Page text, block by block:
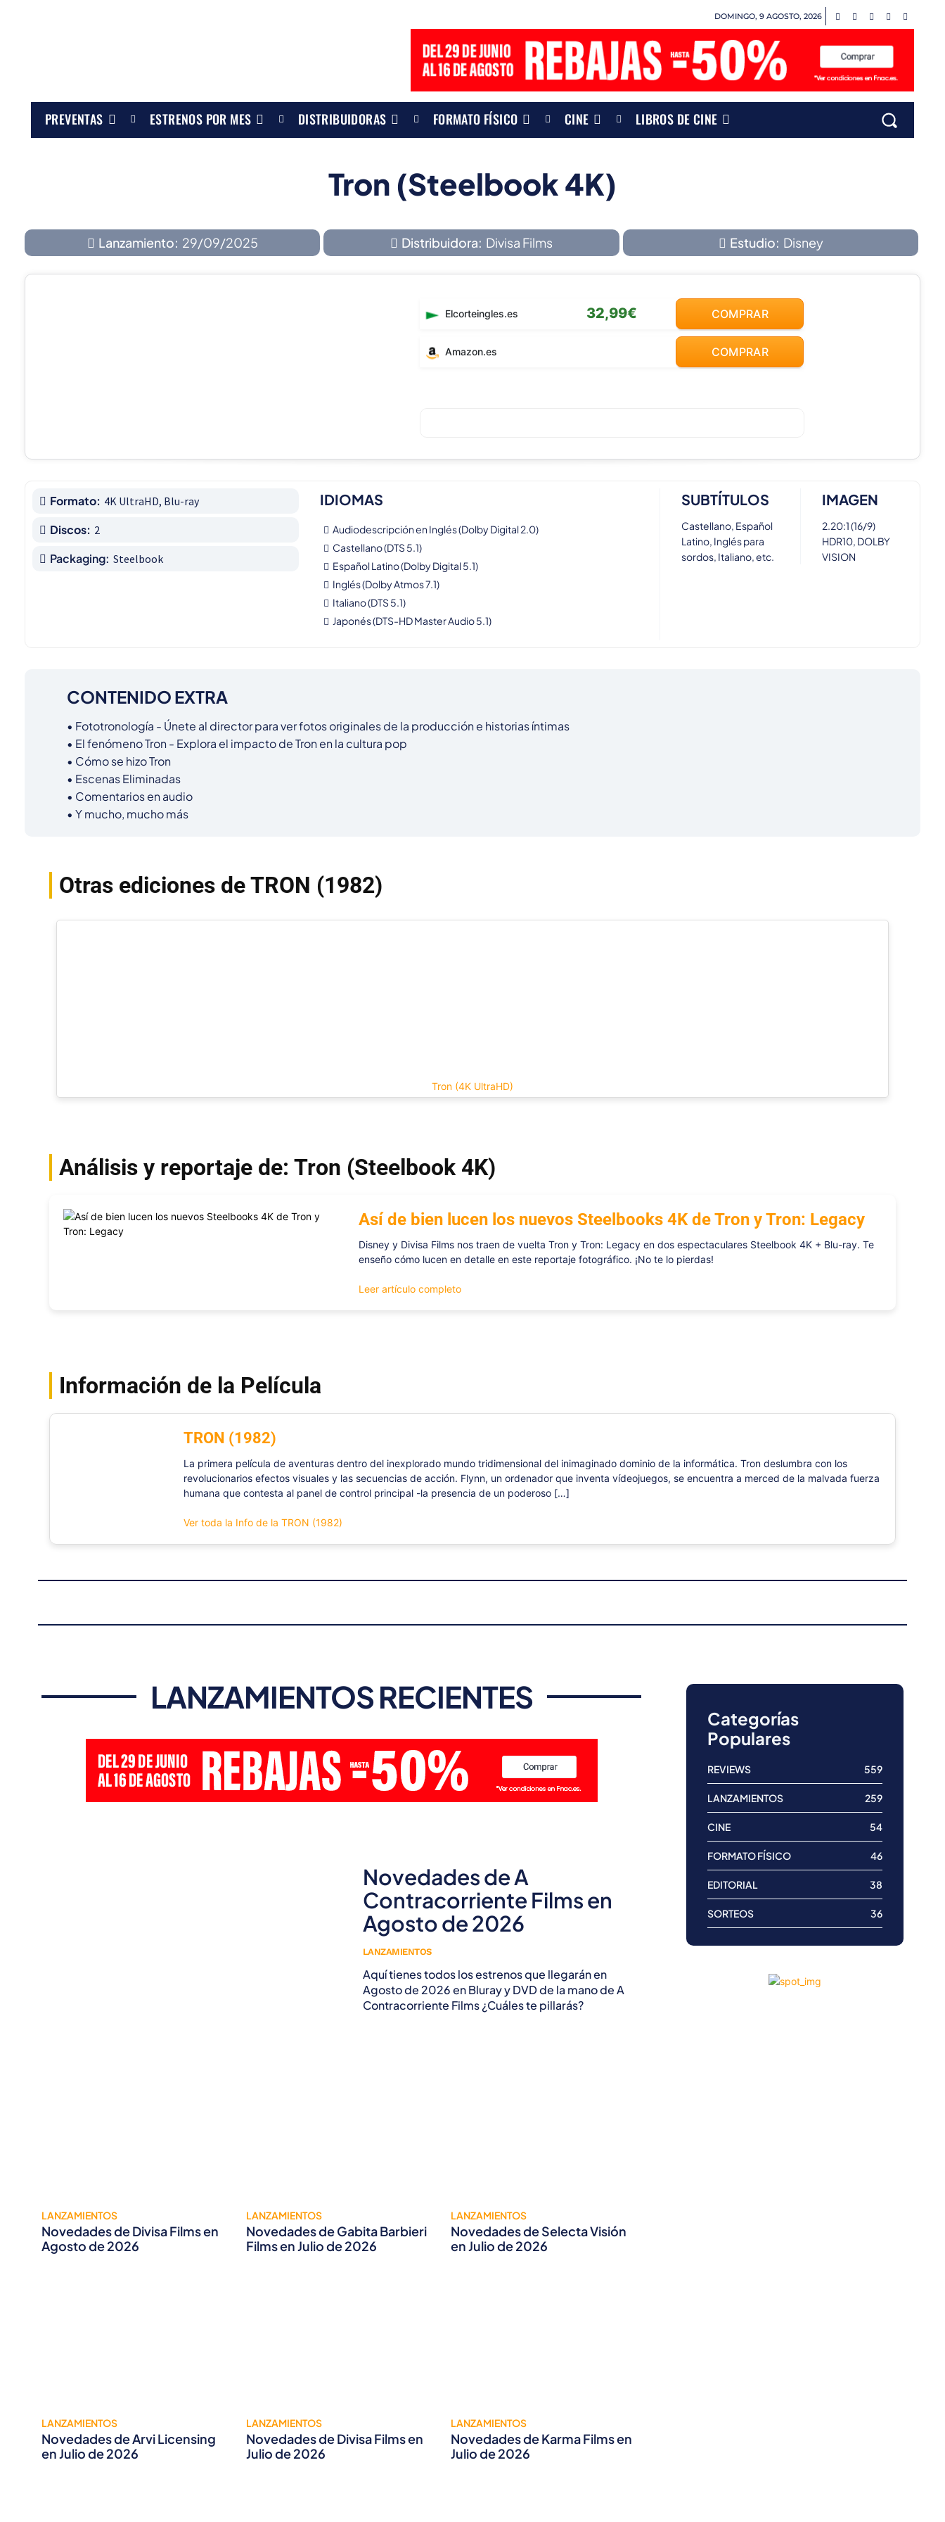
DOMINGO, 9 AGOSTO, 2026
PREVENTAS ESTRENOS POR MES DISTRIBUIDORAS FORMATO FÍSICO CINE LIBROS DE CINE
Tron (Steelbook 4K)
Lanzamiento: 29/09/2025 Distribuidora: Divisa Films Estudio: Disney
Elcorteingles.es 32,99€ COMPRAR
Amazon.es COMPRAR
Formato: 4K UltraHD, Blu-ray
Discos: 2
Packaging: Steelbook
IDIOMAS
Audiodescripción en Inglés (Dolby Digital 2.0)
Castellano (DTS 5.1)
Español Latino (Dolby Digital 5.1)
Inglés (Dolby Atmos 7.1)
Italiano (DTS 5.1)
Japonés (DTS-HD Master Audio 5.1)
SUBTÍTULOS
Castellano, Español
Latino, Inglés para
sordos, Italiano, etc.
IMAGEN
2.20:1 (16/9)
HDR10, DOLBY
VISION
CONTENIDO EXTRA
• Fototronología - Únete al director para ver fotos originales de la producción e historias íntimas
• El fenómeno Tron - Explora el impacto de Tron en la cultura pop
• Cómo se hizo Tron
• Escenas Eliminadas
• Comentarios en audio
• Y mucho, mucho más
Otras ediciones de TRON (1982)
Tron (4K UltraHD)
Análisis y reportaje de: Tron (Steelbook 4K)
Así de bien lucen los nuevos Steelbooks 4K de Tron y Tron: Legacy
Disney y Divisa Films nos traen de vuelta Tron y Tron: Legacy en dos espectaculares Steelbook 4K + Blu-ray. Te
enseño cómo lucen en detalle en este reportaje fotográfico. ¡No te lo pierdas!
Leer artículo completo
Información de la Película
TRON (1982)
La primera película de aventuras dentro del inexplorado mundo tridimensional del inimaginado dominio de la informática. Tron deslumbra con los
revolucionarios efectos visuales y las secuencias de acción. Flynn, un ordenador que inventa vídeojuegos, se encuentra a merced de la malvada fuerza
humana que contesta al panel de control principal -la presencia de un poderoso […]
Ver toda la Info de la TRON (1982)
LANZAMIENTOS RECIENTES
Novedades de A
Contracorriente Films en
Agosto de 2026
LANZAMIENTOS
Aquí tienes todos los estrenos que llegarán en
Agosto de 2026 en Bluray y DVD de la mano de A
Contracorriente Films ¿Cuáles te pillarás?
LANZAMIENTOS
Novedades de Divisa Films en
Agosto de 2026
LANZAMIENTOS
Novedades de Gabita Barbieri
Films en Julio de 2026
LANZAMIENTOS
Novedades de Selecta Visión
en Julio de 2026
LANZAMIENTOS
Novedades de Arvi Licensing
en Julio de 2026
LANZAMIENTOS
Novedades de Divisa Films en
Julio de 2026
LANZAMIENTOS
Novedades de Karma Films en
Julio de 2026
Categorías
Populares
REVIEWS 559
LANZAMIENTOS 259
CINE 54
FORMATO FÍSICO 46
EDITORIAL 38
SORTEOS 36